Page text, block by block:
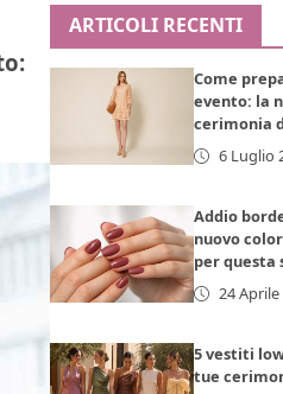
ARTICOLI RECENTI
Come
evento: la
cerimonia
6 Luglio
Addio
nuovo
per questa
24 Aprile
5 vestiti
tue